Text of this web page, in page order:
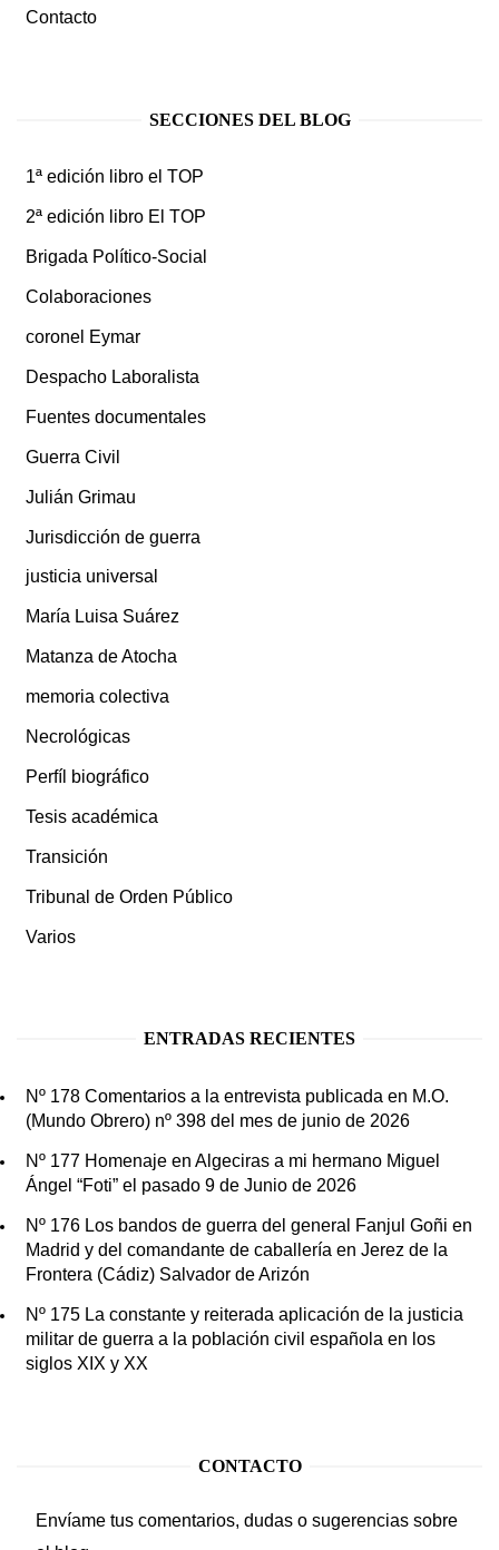
Contacto
SECCIONES DEL BLOG
1ª edición libro el TOP
2ª edición libro El TOP
Brigada Político-Social
Colaboraciones
coronel Eymar
Despacho Laboralista
Fuentes documentales
Guerra Civil
Julián Grimau
Jurisdicción de guerra
justicia universal
María Luisa Suárez
Matanza de Atocha
memoria colectiva
Necrológicas
Perfíl biográfico
Tesis académica
Transición
Tribunal de Orden Público
Varios
ENTRADAS RECIENTES
Nº 178 Comentarios a la entrevista publicada en M.O.
(Mundo Obrero) nº 398 del mes de junio de 2026
Nº 177 Homenaje en Algeciras a mi hermano Miguel
Ángel “Foti” el pasado 9 de Junio de 2026
Nº 176 Los bandos de guerra del general Fanjul Goñi en
Madrid y del comandante de caballería en Jerez de la
Frontera (Cádiz) Salvador de Arizón
Nº 175 La constante y reiterada aplicación de la justicia
militar de guerra a la población civil española en los
siglos XIX y XX
CONTACTO
Envíame tus comentarios, dudas o sugerencias sobre